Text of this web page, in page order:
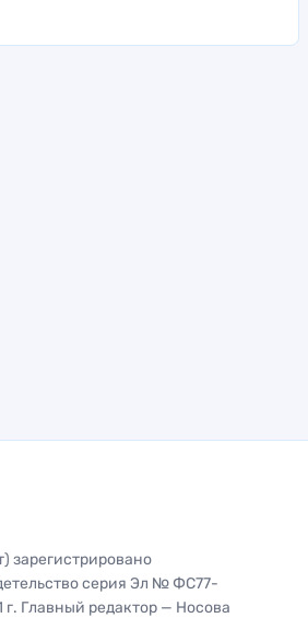
зарегистрировано
серия Эл № ФС77-
г. Главный редактор — Носова